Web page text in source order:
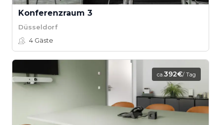
Konferenzraum 3
Düsseldorf
4 Gäste
ca.392€/ Tag